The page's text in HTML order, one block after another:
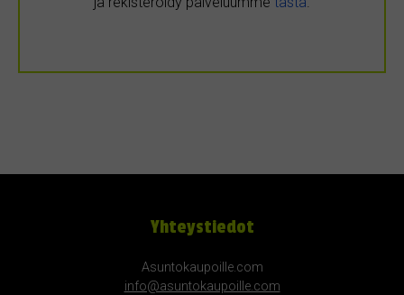
Yhteystiedot
Asuntokaupoille.com
info@asuntokaupoille.com